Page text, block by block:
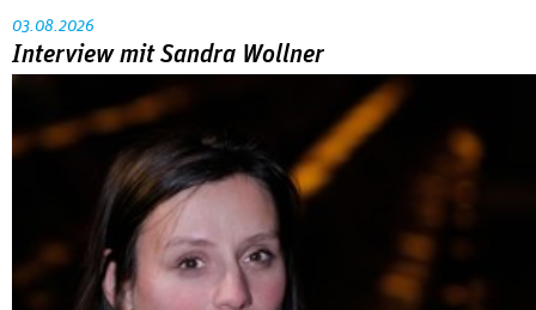
03.08.2026
Interview mit Sandra Wollner